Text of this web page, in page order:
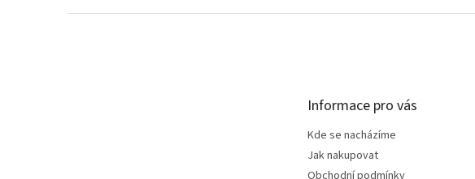
Informace pro vás
Kde se nacházíme
Jak nakupovat
Obchodní podmínky